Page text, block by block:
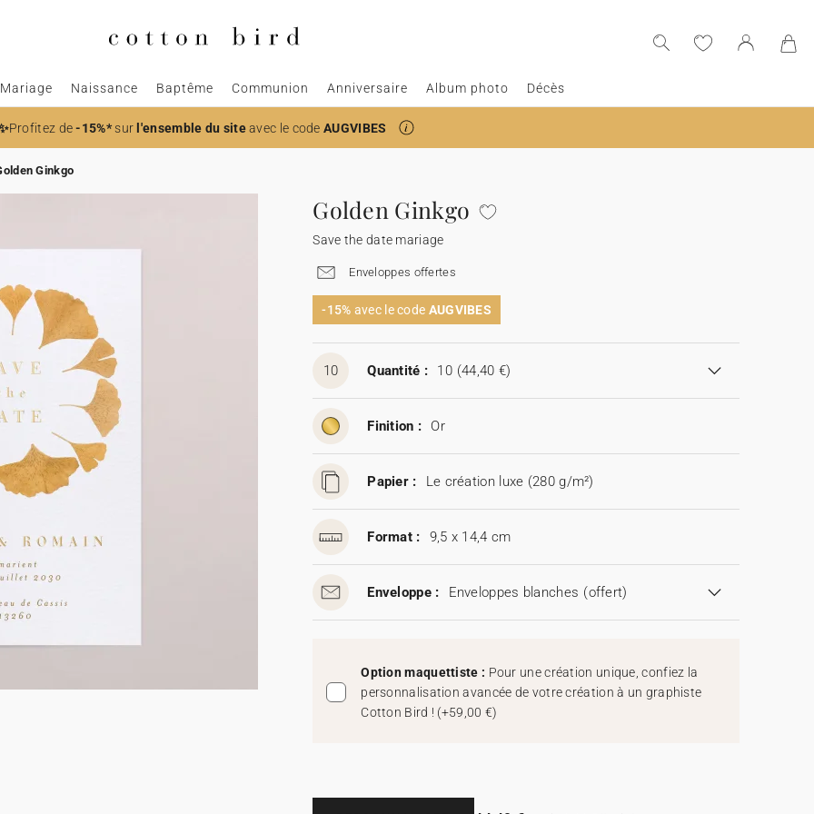
Mariage Naissance Baptême Communion Anniversaire Album photo Décès
Profitez de-15%*surl'ensemble du siteavec le code AUGVIBES
Ginkgo
Golden Ginkgo
Save the date mariage
Enveloppes offertes
-15% avec le code AUGVIBES
10 Quantité : 10 (44,40 €)
Finition : Or
Papier : Le création luxe (280 g/m²)
Format : 9,5 x 14,4 cm
Enveloppe : Enveloppes blanches (offert)
Option maquettiste : Pour une création unique, confiez la
personnalisation avancée de votre création à un graphiste
Cotton Bird ! (+59,00 €)